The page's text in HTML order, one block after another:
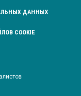
ДАННЫХ
COOKIE